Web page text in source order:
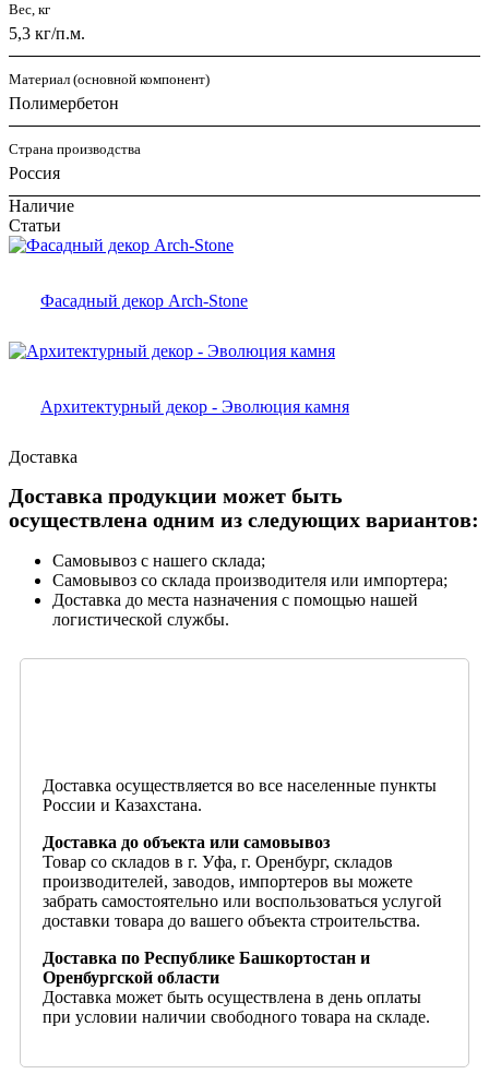
Вес, кг
5,3 кг/п.м.
Материал (основной компонент)
Полимербетон
Страна производства
Россия
Наличие
Статьи
Фасадный декор Arch-Stone
Архитектурный декор - Эволюция камня
Доставка
Доставка продукции может быть
осуществлена одним из следующих вариантов:
Самовывоз с нашего склада;
Самовывоз со склада производителя или импортера;
Доставка до места назначения с помощью нашей
логистической службы.
Доставка осуществляется во все населенные пункты
России и Казахстана.
Доставка до объекта или самовывоз
Товар со складов в г. Уфа, г. Оренбург, складов
производителей, заводов, импортеров вы можете
забрать самостоятельно или воспользоваться услугой
доставки товара до вашего объекта строительства.
Доставка по Республике Башкортостан и
Оренбургской области
Доставка может быть осуществлена в день оплаты
при условии наличии свободного товара на складе.